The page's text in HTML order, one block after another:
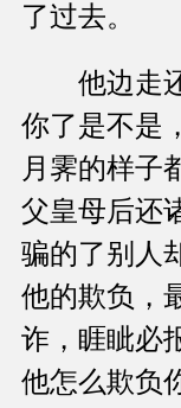
了过去。
他边走还
你了是不是
月霁的样子
父皇母后还
骗的了别人
他的欺负，
诈，睚眦必
他怎么欺负